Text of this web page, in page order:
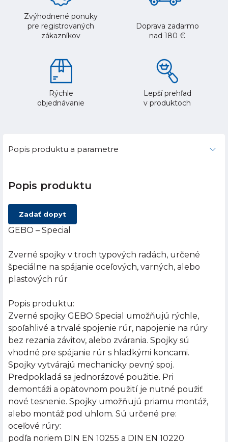
Zvýhodnené ponuky
pre registrovaných
zákazníkov
Doprava zadarmo
nad 180 €
Rýchle
objednávanie
Lepší prehľad
v produktoch
Popis produktu a parametre
Popis produktu
Zadať dopyt
GEBO – Special
Zverné spojky v troch typových radách, určené
špeciálne na spájanie oceľových, varných, alebo
plastových rúr
Popis produktu:
Zverné spojky GEBO Special umožňujú rýchle,
spoľahlivé a trvalé spojenie rúr, napojenie na rúry
bez rezania závitov, alebo zvárania. Spojky sú
vhodné pre spájanie rúr s hladkými koncami.
Spojky vytvárajú mechanicky pevný spoj.
Predpokladá sa jednorázové použitie. Pri
demontáži a opätovnom použití je nutné použiť
nové tesnenie. Spojky umožňujú priamu montáž,
alebo montáž pod uhlom. Sú určené pre:
oceľové rúry:
podľa noriem DIN EN 10255 a DIN EN 10220